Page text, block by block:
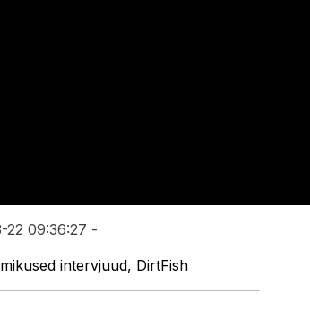
22 09:36:27 -
intervjuud, DirtFish